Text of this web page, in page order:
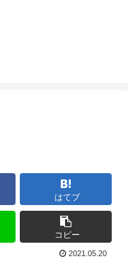
はてブ
コピー
2021.05.20